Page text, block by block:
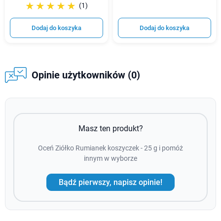
☆☆☆☆☆
★★★★★ (1)
Dodaj do koszyka Dodaj do koszyka
Opinie użytkowników (0)
Masz ten produkt?
Oceń Ziółko Rumianek koszyczek - 25 g i pomóż
innym w wyborze
Bądź pierwszy, napisz opinie!